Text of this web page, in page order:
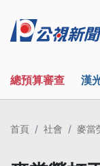
總預算審查 漢
首頁 社會 麥當